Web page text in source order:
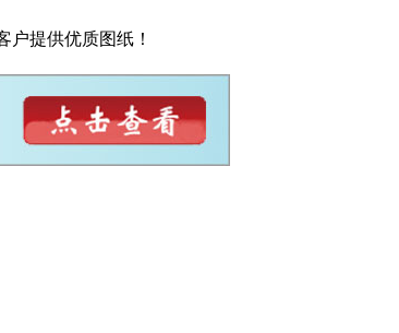
提供优质图纸！